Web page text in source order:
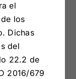
el
los
Dichas
del
22.2 de
2016/679